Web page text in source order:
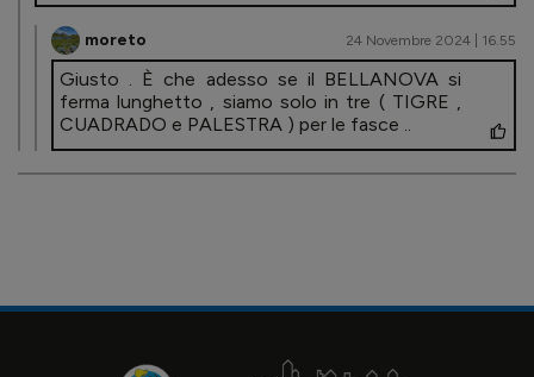
moreto 24 Novembre 2024 | 16.55
Giusto . È che adesso se il BELLANOVA si
ferma lunghetto , siamo solo in tre ( TIGRE ,
CUADRADO e PALESTRA ) per le fasce ..